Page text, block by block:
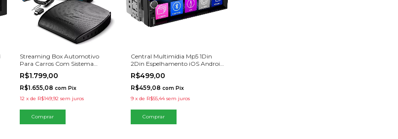
Streaming Box Automotivo
Para Carros Com Sistema
Carplay
R$1.799,00
R$1.655,08 com Pix
12 x de R$149,92 sem juros
Central Multimídia Mp5 1Din
2Din Espelhamento iOS Android
BT
R$499,00
R$459,08 com Pix
9 x de R$55,44 sem juros